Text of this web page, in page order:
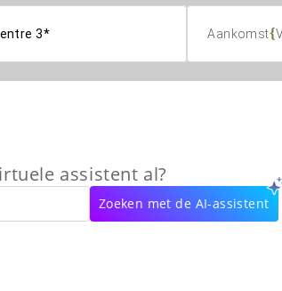
Aankomst{
assistent al?
Zoeken met de AI-assistent